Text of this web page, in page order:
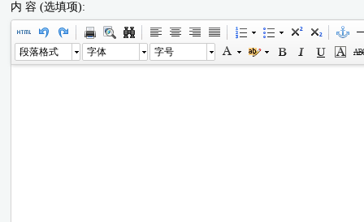
内 容 (选填项):
段落格式 字体 字号